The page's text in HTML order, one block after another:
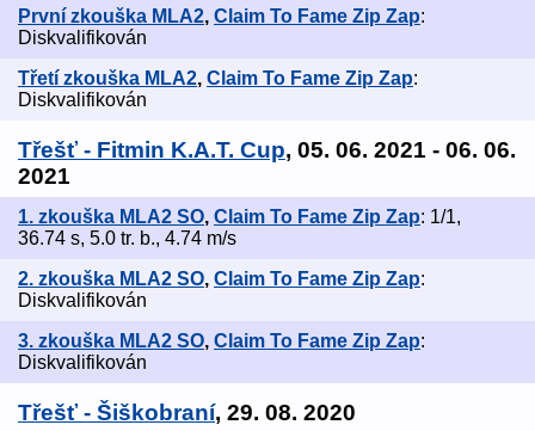
První zkouška MLA2, Claim To Fame Zip Zap:
Diskvalifikován
Třetí zkouška MLA2, Claim To Fame Zip Zap:
Diskvalifikován
Třešť - Fitmin K.A.T. Cup, 05. 06. 2021 - 06. 06.
2021
1. zkouška MLA2 SO, Claim To Fame Zip Zap: 1/1,
36.74 s, 5.0 tr. b., 4.74 m/s
2. zkouška MLA2 SO, Claim To Fame Zip Zap:
Diskvalifikován
3. zkouška MLA2 SO, Claim To Fame Zip Zap:
Diskvalifikován
Třešť - Šiškobraní, 29. 08. 2020